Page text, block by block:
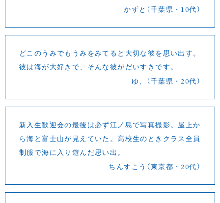
かずと（千葉県・10代）
どこのうみでもうみをみてると大切な彼を思い出す。
彼は海が大好きで、そんな彼がだいすきです。
ゆ、（千葉県・20代）
新入生歓迎会の最後は必ず江ノ島で写真撮影。屋上か
ら海と富士山が見えていた。高校生のときクラス全員
制服で海に入り遊んだ思い出。
ちんすこう（東京都・20代）